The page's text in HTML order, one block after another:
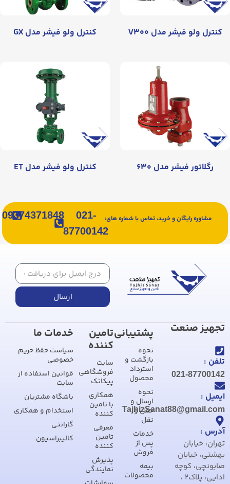
کنترل ولو فیشر مدل V۳۰۰ کنترل ولو فیشر مدل GX
رگلاتور فیشر مدل ۶۳۰ کنترل ولو فیشر مدل ET
مشاوره رایگان و خرید، تماس با شماره های:
021-
87700142
09374371848
ارسال
تجهیز صنعت
تلفن :
021-87700142
ایمیل :
TajhizSanat88@gmail.com
آدرس :
تهران، خیابان
بهشتی، خیابان
صابونچی، کوچه
ادایی، پلاک2 ،
پشتیبانی
نحوه
بازگشت و
استرداد
محصول
نحوه
ارسال و
حمل و
نقل
خدمات
پس از
فروش
بیمه
محصولات
تامین
کننده
سایت
فروشگاهی
پیکاتک
همکاری
با تامین
کننده
معرفی
تامین
کننده
پذیرش
نمایندگی
خدمات ما
سیاست حفظ حریم
خصوصی
قوانین استفاده از
سایت
باشگاه مشتریان
استخدام و همکاری
گارانتی
کالیبراسیون